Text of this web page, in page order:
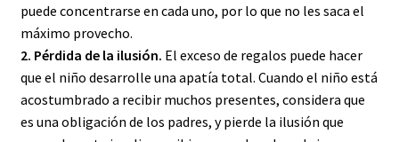
puede concentrarse en cada uno, por lo que no les saca el
máximo provecho.
2. Pérdida de la ilusión. El exceso de regalos puede hacer
que el niño desarrolle una apatía total. Cuando el niño está
acostumbrado a recibir muchos presentes, considera que
es una obligación de los padres, y pierde la ilusión que